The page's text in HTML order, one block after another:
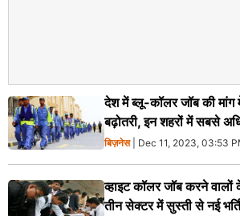
देश में ब्लू-कॉलर जॉब की
बढ़ोतरी, इन शहरों में सबसे
बिज़नेस| Dec 11, 2023, 03:53
व्हाइट कॉलर जॉब करने
तीन सेक्टर में सुस्ती से नई